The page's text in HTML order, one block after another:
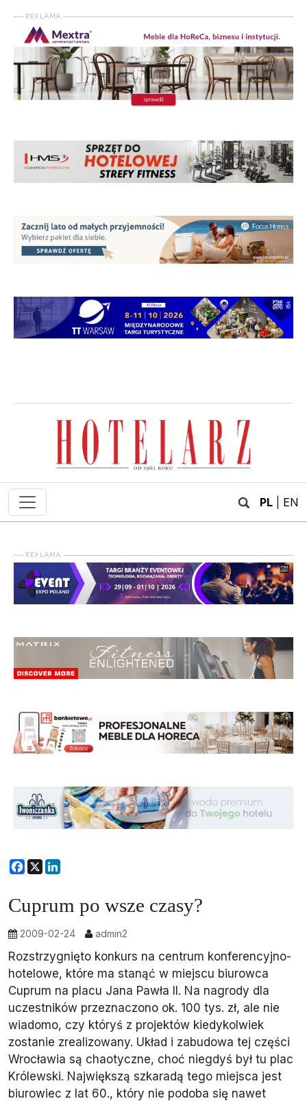
PL EN
Facebook
X
Cuprum po wsze czasy?
2009-02-24 admin2
Rozstrzygnięto konkurs na centrum konferencyjno-
hotelowe, które ma stanąć w miejscu biurowca
Cuprum na placu Jana Pawła II. Na nagrody dla
uczestników przeznaczono ok. 100 tys. zł, ale nie
wiadomo, czy któryś z projektów kiedykolwiek
zostanie zrealizowany. Układ i zabudowa tej czę­ści
Wrocławia są chao­tyczne, choć niegdyś był tu plac
Królewski. Naj­większą szkaradą tego miejsca jest
biurowiec z lat 60., który nie podoba się nawet